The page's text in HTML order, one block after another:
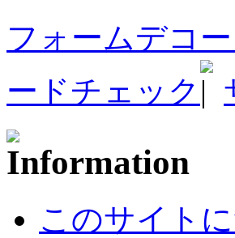
フォームデコ
ードチェック
このサイト